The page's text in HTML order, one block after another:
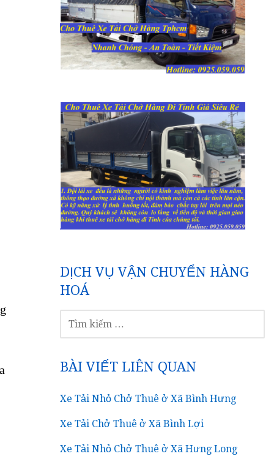
DỊCH VỤ VẬN CHUYỂN HÀNG
HOÁ
KIẾM
BÀI VIẾT LIÊN QUAN
Xe Tải Nhỏ Chở Thuê ở Xã Bình Hưng
Xe Tải Chở Thuê ở Xã Bình Lợi
Xe Tải Nhỏ Chở Thuê ở Xã Hưng Long